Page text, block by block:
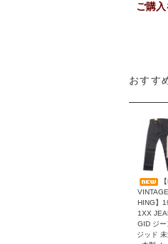
ご購
おすす
HING】
1XX
GID ジー
ジッド